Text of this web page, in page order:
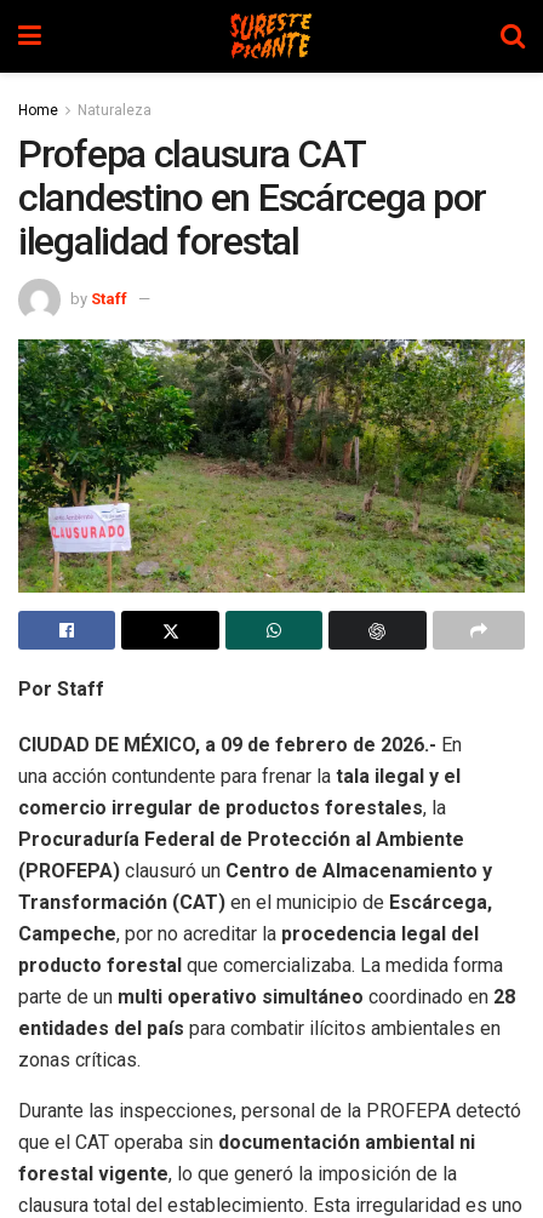
Home Naturaleza
Profepa clausura CAT
clandestino en Escárcega por
ilegalidad forestal
by Staff
Por Staff
CIUDAD DE MÉXICO, a 09 de febrero de 2026.- En
una acción contundente para frenar la tala ilegal y el
comercio irregular de productos forestales, la
Procuraduría Federal de Protección al Ambiente
(PROFEPA) clausuró un Centro de Almacenamiento y
Transformación (CAT) en el municipio de Escárcega,
Campeche, por no acreditar la procedencia legal del
producto forestal que comercializaba. La medida forma
parte de un multi operativo simultáneo coordinado en 28
entidades del país para combatir ilícitos ambientales en
zonas críticas.
Durante las inspecciones, personal de la PROFEPA detectó
que el CAT operaba sin documentación ambiental ni
forestal vigente, lo que generó la imposición de la
clausura total del establecimiento. Esta irregularidad es uno